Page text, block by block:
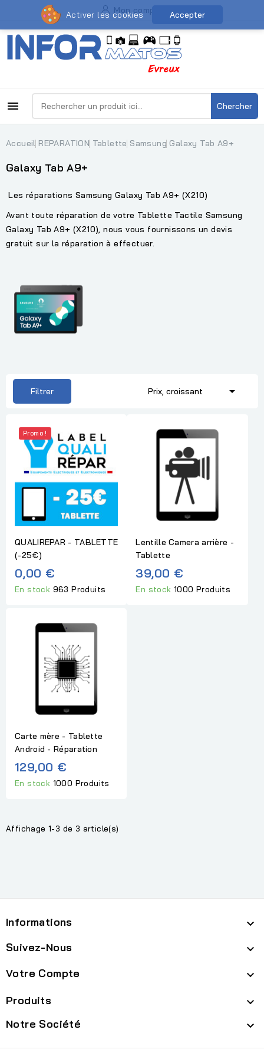
Mon compte
 Chercher
Accueil REPARATION Tablette Samsung Galaxy Tab A9+
Galaxy Tab A9+
Les réparations Samsung Galaxy Tab A9+ (X210)
Avant toute réparation de votre Tablette Tactile Samsung
Galaxy Tab A9+ (X210), nous vous fournissons un devis
gratuit sur la réparation à effectuer.
Filtrer Prix, croissant 
Promo !
QUALIREPAR - TABLETTE
(-25€)
0,00 €
En stock 963 Produits
Lentille Camera arrière -
Tablette
39,00 €
En stock1000 Produits
Carte mère - Tablette
Android - Réparation
129,00 €
En stock 1000 Produits
Affichage 1-3 de 3 article(s)
Informations 
Suivez-Nous 
Activer les cookies Accepter
Votre Compte 
Produits 
Notre Société 